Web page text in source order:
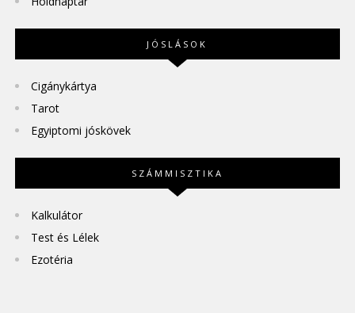
JÓSLÁSOK
Cigánykártya
Tarot
Egyiptomi jóskövek
SZÁMMISZTIKA
Kalkulátor
Test és Lélek
Ezotéria